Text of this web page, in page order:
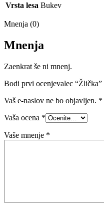
Vrsta lesa Bukev
Mnenja (0)
Mnenja
Zaenkrat še ni mnenj.
Bodi prvi ocenjevalec “Žlička”
Vaš e-naslov ne bo objavljen. *
Vaša ocena *
Vaše mnenje *